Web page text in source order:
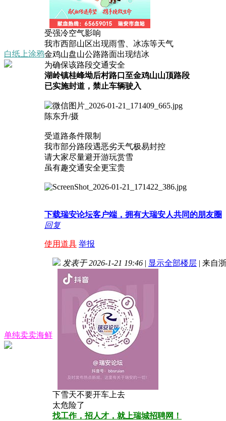
白纸上涂鸦
受强冷空气影响
我市西部山区出现雨雪、冰冻等天气
金鸡山盘山公路路面出现结冰
为确保该路段交通安全
湖岭镇桂峰坳后村路口至金鸡山山顶路段
已实施封道，禁止车辆驶入
陈东升/摄
受道路条件限制
我市部分路段遇恶劣天气极易封控
请大家尽量避开游玩赏雪
虽有趣交通安全更宝贵
下载瑞安论坛客户端，拥有大瑞安人共同的朋友圈
回复
使用道具 举报
单纯卖卖海鲜
发表于 2026-1-21 19:46 | 显示全部楼层 | 来自
下雪天不要开车上去
太危险了
找工作，招人才，就上瑞城招聘网！